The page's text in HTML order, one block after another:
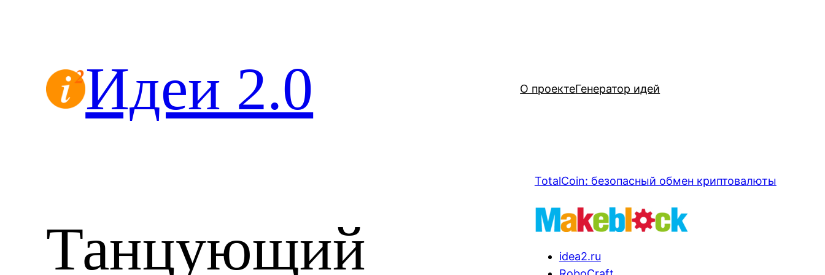
Идеи 2.0 О проектеГенератор идей
Танцующий
TotalCoin: безопасный обмен криптовалюты
idea2.ru